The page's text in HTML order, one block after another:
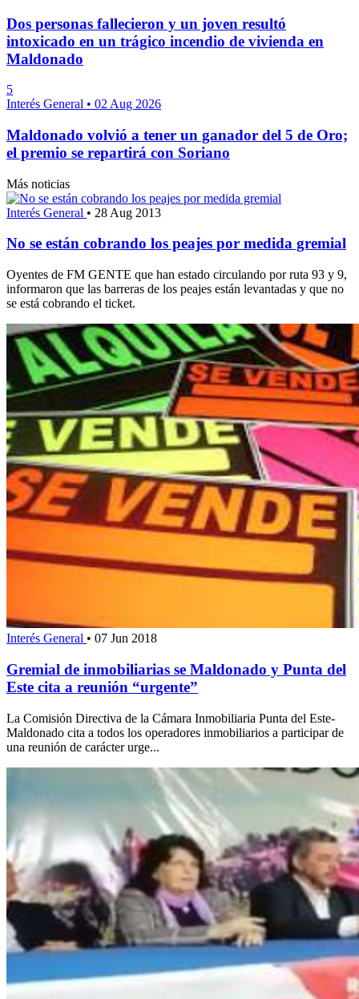
Dos personas fallecieron y un joven resultó
intoxicado en un trágico incendio de vivienda en
Maldonado
5
Interés General • 02 Aug 2026
Maldonado volvió a tener un ganador del 5 de Oro;
el premio se repartirá con Soriano
Más noticias
Interés General • 28 Aug 2013
No se están cobrando los peajes por medida gremial
Oyentes de FM GENTE que han estado circulando por ruta 93 y 9,
informaron que las barreras de los peajes están levantadas y que no
se está cobrando el ticket.
Interés General • 07 Jun 2018
Gremial de inmobiliarias se Maldonado y Punta del
Este cita a reunión “urgente”
La Comisión Directiva de la Cámara Inmobiliaria Punta del Este-
Maldonado cita a todos los operadores inmobiliarios a participar de
una reunión de carácter urge...